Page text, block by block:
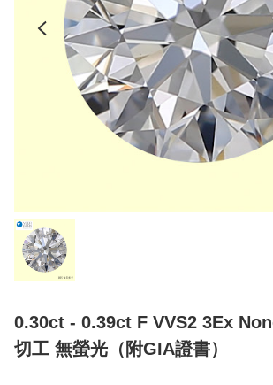
0.30ct - 0.39ct F VVS2 3Ex
切工 無螢光（附GIA證書）